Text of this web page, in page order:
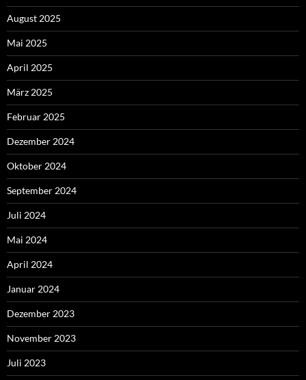
August 2025
Mai 2025
April 2025
März 2025
Februar 2025
Dezember 2024
Oktober 2024
September 2024
Juli 2024
Mai 2024
April 2024
Januar 2024
Dezember 2023
November 2023
Juli 2023